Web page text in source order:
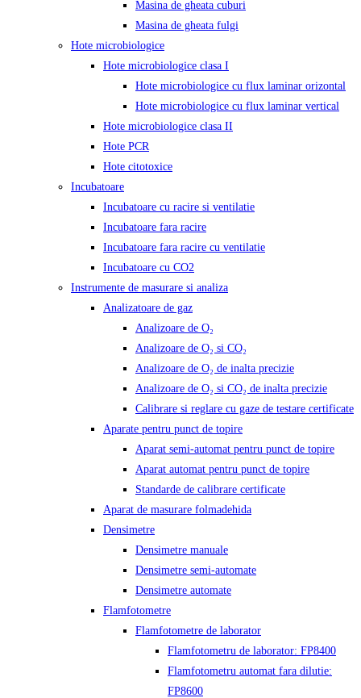
Masina de gheata cuburi
Masina de gheata fulgi
Hote microbiologice
Hote microbiologice clasa I
Hote microbiologice cu flux laminar orizontal
Hote microbiologice cu flux laminar vertical
Hote microbiologice clasa II
Hote PCR
Hote citotoxice
Incubatoare
Incubatoare cu racire si ventilatie
Incubatoare fara racire
Incubatoare fara racire cu ventilatie
Incubatoare cu CO2
Instrumente de masurare si analiza
Analizatoare de gaz
Analizoare de O₂
Analizoare de O₂ si CO₂
Analizoare de O₂ de inalta precizie
Analizoare de O₂ si CO₂ de inalta precizie
Calibrare si reglare cu gaze de testare certificate
Aparate pentru punct de topire
Aparat semi-automat pentru punct de topire
Aparat automat pentru punct de topire
Standarde de calibrare certificate
Aparat de masurare folmadehida
Densimetre
Densimetre manuale
Densimetre semi-automate
Densimetre automate
Flamfotometre
Flamfotometre de laborator
Flamfotometru de laborator: FP8400
Flamfotometru automat fara dilutie:
FP8600